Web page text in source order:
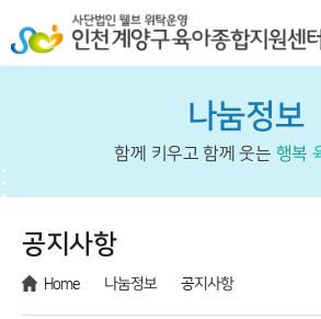
나눔정보
함께 키우고 함께 웃는 행복
공지사항
Home 나눔정보 공지사항